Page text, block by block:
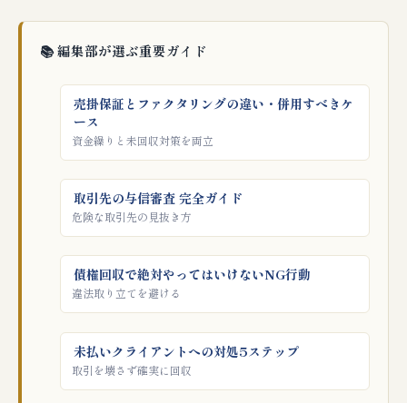
📚 編集部が選ぶ重要ガイド
売掛保証とファクタリングの違い・併用すべきケ
ース
資金繰りと未回収対策を両立
取引先の与信審査 完全ガイド
危険な取引先の見抜き方
債権回収で絶対やってはいけないNG行動
違法取り立てを避ける
未払いクライアントへの対処5ステップ
取引を壊さず確実に回収